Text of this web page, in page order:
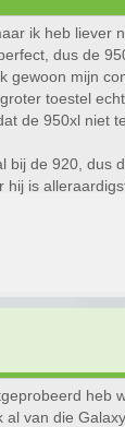
ik heb liever
dus de
gewoon mijn
toestel
de 950xl niet
bij de 920, dus
hij is
heb
van die